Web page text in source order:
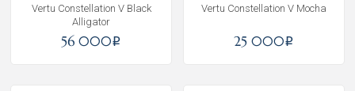
Vertu Constellation V Black
Аlligator
56 000i
Vertu Constellation V Mocha
25 000i